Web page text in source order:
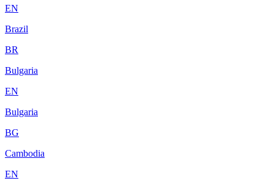
EN
Brazil
BR
Bulgaria
EN
Bulgaria
BG
Cambodia
EN